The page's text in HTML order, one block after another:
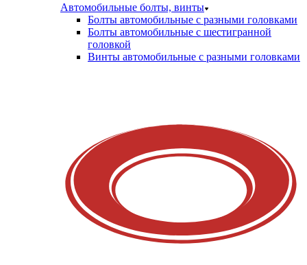
Автомобильные болты, винты
Болты автомобильные с разными головками
Болты автомобильные с шестигранной
головкой
Винты автомобильные с разными головками